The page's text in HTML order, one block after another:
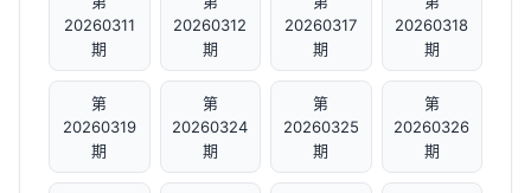
20260311
期
20260312
期
20260317
期
20260318
期
第
20260319
期
第
20260324
期
第
20260325
期
第
20260326
期